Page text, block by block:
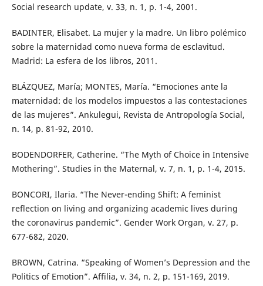
Social research update, v. 33, n. 1, p. 1-4, 2001.
BADINTER, Elisabet. La mujer y la madre. Un libro polémico
sobre la maternidad como nueva forma de esclavitud.
Madrid: La esfera de los libros, 2011.
BLÁZQUEZ, María; MONTES, María. “Emociones ante la
maternidad: de los modelos impuestos a las contestaciones
de las mujeres”. Ankulegui, Revista de Antropología Social,
n. 14, p. 81-92, 2010.
BODENDORFER, Catherine. “The Myth of Choice in Intensive
Mothering”. Studies in the Maternal, v. 7, n. 1, p. 1-4, 2015.
BONCORI, Ilaria. “The Never-ending Shift: A feminist
reflection on living and organizing academic lives during
the coronavirus pandemic”. Gender Work Organ, v. 27, p.
677-682, 2020.
BROWN, Catrina. “Speaking of Women’s Depression and the
Politics of Emotion”. Affilia, v. 34, n. 2, p. 151-169, 2019.